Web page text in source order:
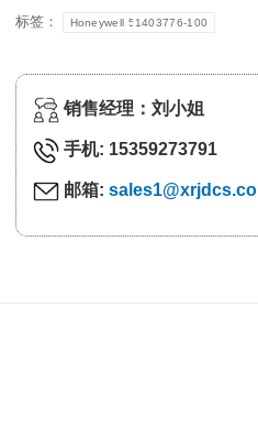
标签：
Honeywell 51403776-100
销售经理：刘小姐
手机: 15359273791
邮箱: